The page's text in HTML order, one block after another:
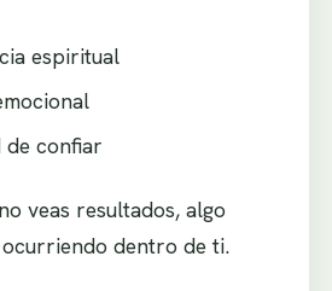
espiritual
de confiar
veas resultados, algo
dentro de ti.